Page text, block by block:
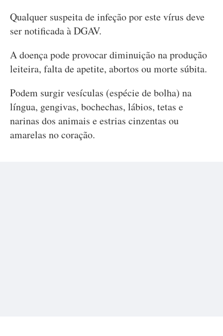
Qualquer suspeita de infeção por este vírus deve
ser notificada à DGAV.
A doença pode provocar diminuição na produção
leiteira, falta de apetite, abortos ou morte súbita.
Podem surgir vesículas (espécie de bolha) na
língua, gengivas, bochechas, lábios, tetas e
narinas dos animais e estrias cinzentas ou
amarelas no coração.